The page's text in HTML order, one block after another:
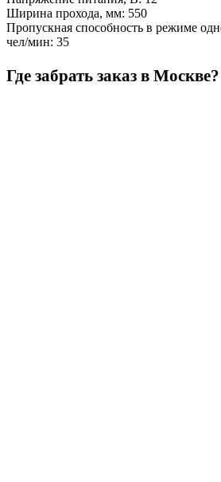
Ширина прохода, мм: 550
Пропускная способность в режиме
чел/мин: 35
Где забрать заказ в Москве?